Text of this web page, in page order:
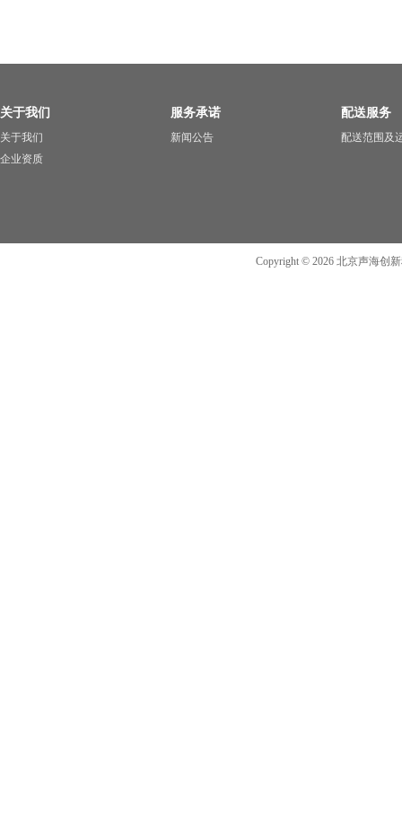
关于我们
关于我们
企业资质
服务承诺
新闻公告
配送服务
配送范围及
Copyright © 2026 北京声海创